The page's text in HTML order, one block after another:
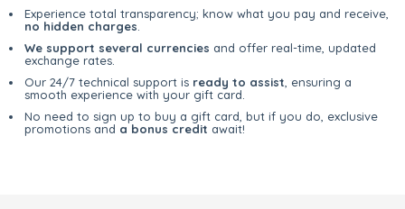
Experience total transparency; know what you pay and receive,
no hidden charges
We support several currencies and offer real-time, updated
exchange rates.
Our 24/7 technical support is ready to assist , ensuring a
smooth experience with your gift card.
No need to sign up to buy a gift card, but if you do, exclusive
promotions and a bonus credit await!